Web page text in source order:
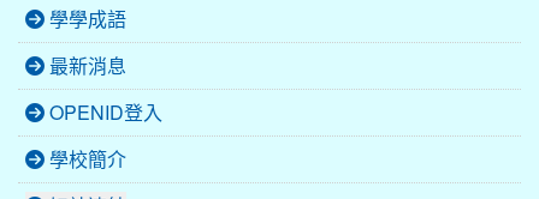
學學成語
最新消息
OPENID登入
學校簡介